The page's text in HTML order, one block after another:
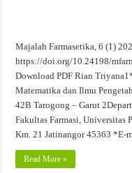
Majalah Farmasetika, 6 (1)
https://doi.org/10.24198/
Download PDF Rian
Matematika dan Ilmu
42B Tarogong – Garut
Fakultas Farmasi, Universitas
Km. 21 Jatinangor 45363
Read More »